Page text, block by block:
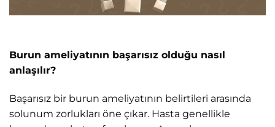
Burun ameliyatının başarısız olduğu nasıl
anlaşılır?
Başarısız bir burun ameliyatının belirtileri arasında
solunum zorlukları öne çıkar. Hasta genellikle